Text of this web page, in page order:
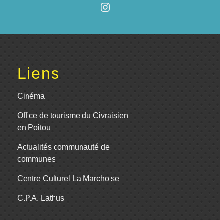
Liens
Cinéma
Office de tourisme du Civraisien
en Poitou
Actualités communauté de
communes
Centre Culturel La Marchoise
C.P.A. Lathus